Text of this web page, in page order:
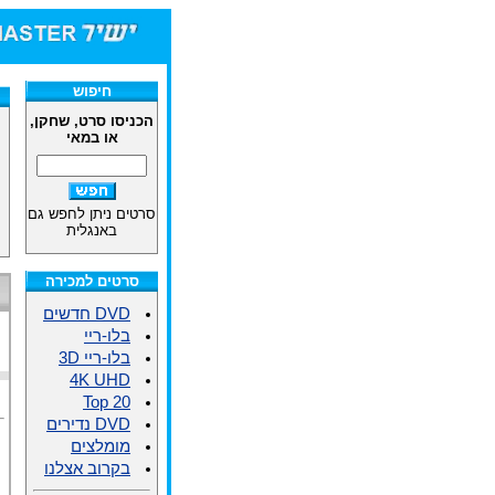
חיפוש
הכניסו סרט, שחקן,
או במאי
סרטים ניתן לחפש גם
באנגלית
סרטים למכירה
DVD חדשים
בלו-ריי
בלו-ריי 3D
4K UHD
Top 20
DVD נדירים
מומלצים
בקרוב אצלנו